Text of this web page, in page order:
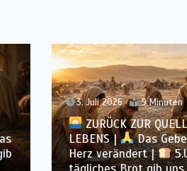
3. Juli 2026 9 Minuten
ZURÜCK ZUR QUELLE
LEBENS |
Das Gebet,
Herz verändert |
5.Unser